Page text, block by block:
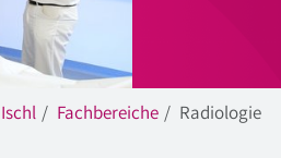
Fachbereiche Radiologie